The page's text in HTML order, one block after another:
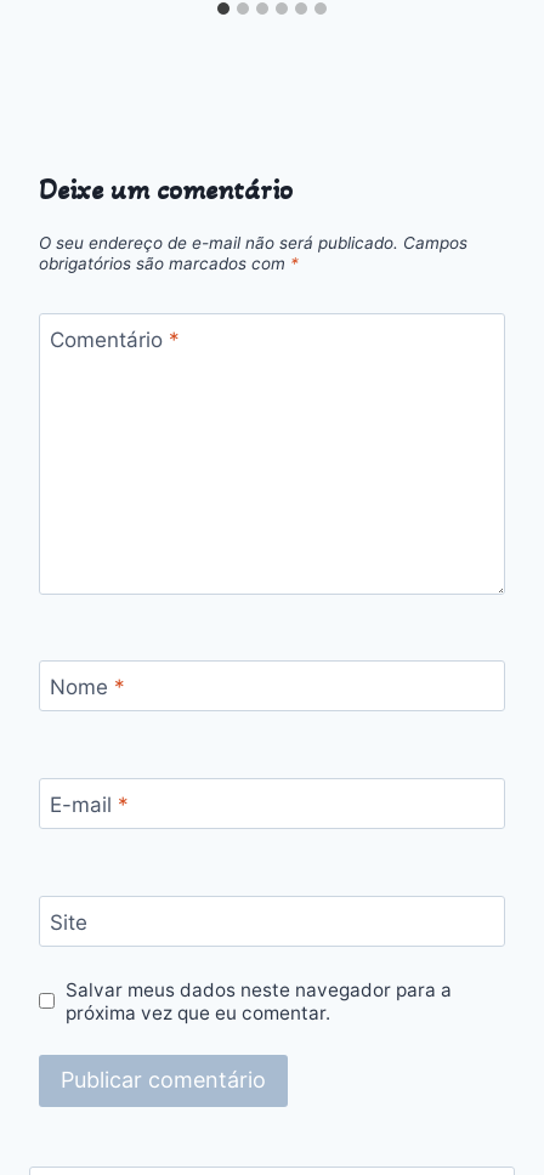
Deixe um comentário
O seu endereço de e-mail não será publicado. Campos
obrigatórios são marcados com *
Comentário *
Nome *
E-mail *
Site
Salvar meus dados neste navegador para a
próxima vez que eu comentar.